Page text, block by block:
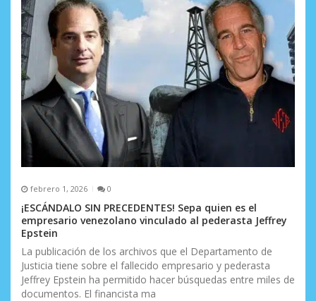
e
n
t
r
a
d
a
s febrero 1, 2026 0
¡ESCÁNDALO SIN PRECEDENTES! Sepa quien es el
empresario venezolano vinculado al pederasta Jeffrey
Epstein
La publicación de los archivos que el Departamento de
Justicia tiene sobre el fallecido empresario y pederasta
Jeffrey Epstein ha permitido hacer búsquedas entre miles de
documentos. El financista ma